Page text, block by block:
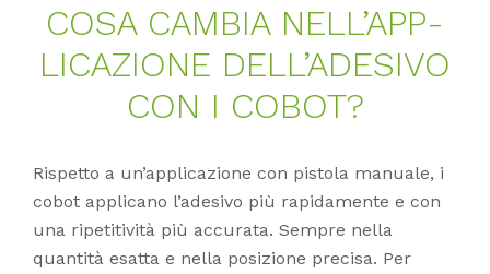
COSA CAM­BIA NEL­L’­AP­P­
LI­CA­ZIO­NE DEL­L’A­DE­SI­VO
CON I CO­BOT?
Rispetto a un’applicazione con pistola manuale, i
cobot applicano l’adesivo più rapidamente e con
una ripetitività più accurata. Sempre nella
quantità esatta e nella posizione precisa. Per